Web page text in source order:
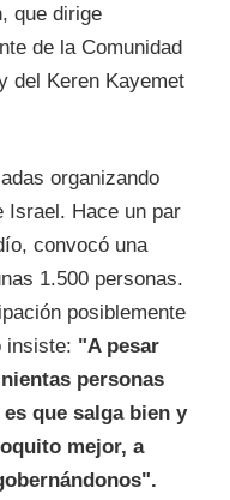
que dirige
de la Comunidad
del Keren Kayemet
organizando
Israel. Hace un par
convocó una
1.500 personas.
posiblemente
insiste: "A pesar
personas
que salga bien y
mejor, a